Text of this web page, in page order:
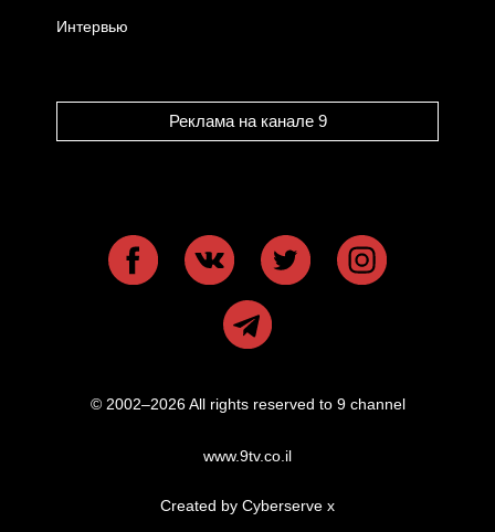
Интервью
Реклама на канале 9
© 2002–2026 All rights reserved to 9 channel
www.9tv.co.il
Created by Cyberserve x